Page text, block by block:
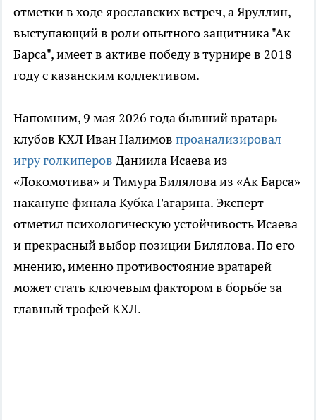
отметки в ходе ярославских встреч, а Яруллин,
выступающий в роли опытного защитника "Ак
Барса", имеет в активе победу в турнире в 2018
году с казанским коллективом.
Напомним, 9 мая 2026 года бывший вратарь
клубов КХЛ Иван Налимов проанализировал
игру голкиперов Даниила Исаева из
«Локомотива» и Тимура Билялова из «Ак Барса»
накануне финала Кубка Гагарина. Эксперт
отметил психологическую устойчивость Исаева
и прекрасный выбор позиции Билялова. По его
мнению, именно противостояние вратарей
может стать ключевым фактором в борьбе за
главный трофей КХЛ.